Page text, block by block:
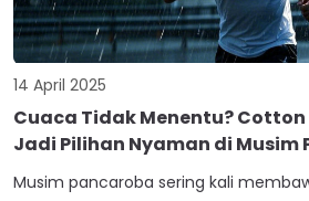
14 April 2025
Cuaca Tidak Menentu?
Jadi Pilihan Nyaman di Musim
Musim pancaroba sering kali